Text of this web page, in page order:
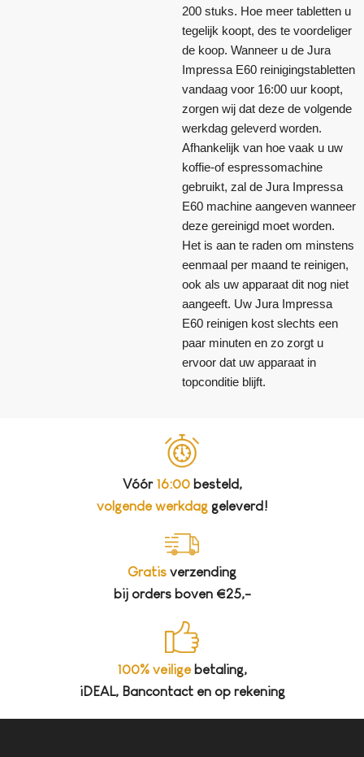
200 stuks. Hoe meer tabletten u
tegelijk koopt, des te voordeliger
de koop. Wanneer u de Jura
Impressa E60 reinigingstabletten
vandaag voor 16:00 uur koopt,
zorgen wij dat deze de volgende
werkdag geleverd worden.
Afhankelijk van hoe vaak u uw
koffie-of espressomachine
gebruikt, zal de Jura Impressa
E60 machine aangeven wanneer
deze gereinigd moet worden.
Het is aan te raden om minstens
eenmaal per maand te reinigen,
ook als uw apparaat dit nog niet
aangeeft. Uw Jura Impressa
E60 reinigen kost slechts een
paar minuten en zo zorgt u
ervoor dat uw apparaat in
topconditie blijft.
Vóór 16:00besteld,
volgende werkdaggeleverd!
Gratis verzending
bij orders boven €25,-
100% veiligebetaling,
iDEAL, Bancontact en op rekening